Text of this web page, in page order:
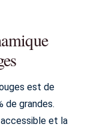
est de
de grandes.
et la